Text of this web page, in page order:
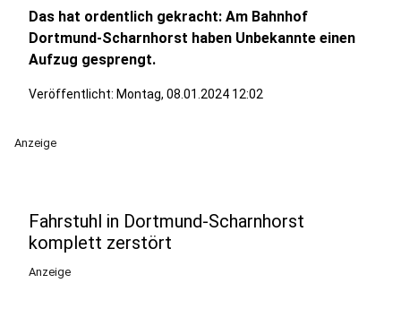
Das hat ordentlich gekracht: Am Bahnhof
Dortmund-Scharnhorst haben Unbekannte einen
Aufzug gesprengt.
Veröffentlicht: Montag, 08.01.2024 12:02
Anzeige
Fahrstuhl in Dortmund-Scharnhorst
komplett zerstört
Anzeige